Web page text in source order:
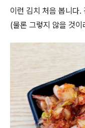
이런 김치 처음 봅니다.
(물론 그렇지 않을 것이